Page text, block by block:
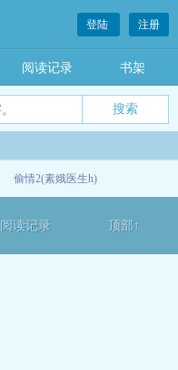
登陆 注册
阅读记录 书架
偷情2(素娥医生h)
阅读记录 顶部↑